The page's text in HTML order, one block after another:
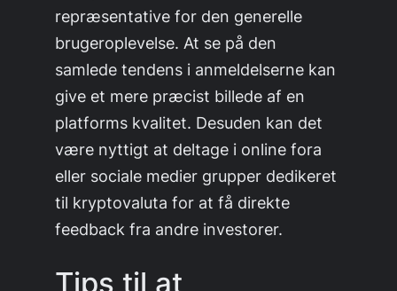
repræsentative for den generelle
brugeroplevelse. At se på den
samlede tendens i anmeldelserne kan
give et mere præcist billede af en
platforms kvalitet. Desuden kan det
være nyttigt at deltage i online fora
eller sociale medier grupper dedikeret
til kryptovaluta for at få direkte
feedback fra andre investorer.
Tips til at